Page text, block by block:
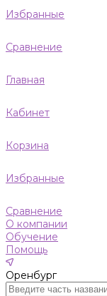
Избранные
Сравнение
Главная
Кабинет
Корзина
Избранные
Сравнение
О компании
Обучение
Помощь
Оренбург